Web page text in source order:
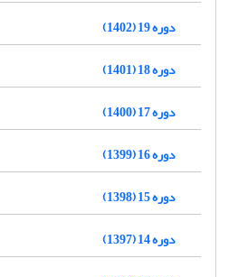
دوره 19 (1402)
دوره 18 (1401)
دوره 17 (1400)
دوره 16 (1399)
دوره 15 (1398)
دوره 14 (1397)